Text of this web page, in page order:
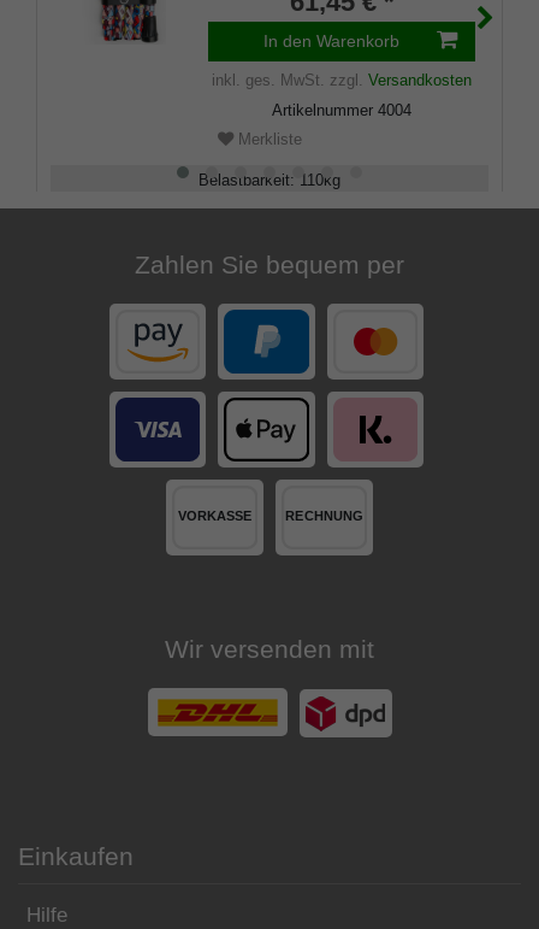
In den Warenkorb
inkl. ges. MwSt. zzgl. Versandkosten
Artikelnummer 4004
Merkliste
Belastbarkeit: 110kg
Zahlen Sie bequem per
Wir versenden mit
Einkaufen
Hilfe